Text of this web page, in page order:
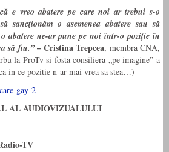
e vreo abatere pe care noi ar trebui s-o
sancţionăm o asemenea abatere sau să
abatere ne-ar pune pe noi într-o poziţie în
să fiu.”– Cristina Trepcea, membra CNA,
la ProTv si fosta consiliera „pe imagine” a
in ce pozitie n-ar mai vrea sa stea…)
AL AUDIOVIZUALULUI
TV